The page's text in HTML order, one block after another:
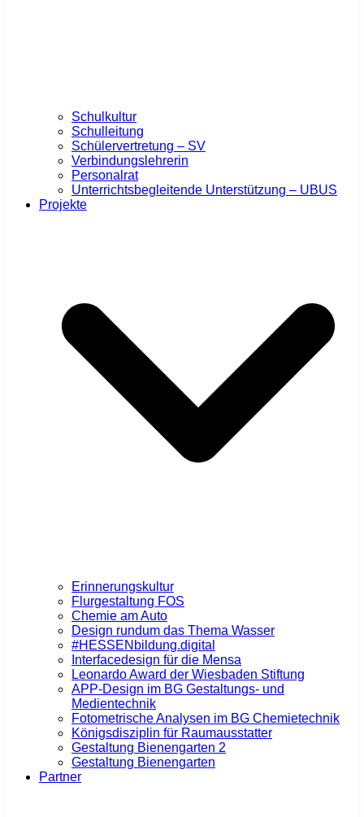
Schulkultur
Schulleitung
Schülervertretung – SV
Verbindungslehrerin
Personalrat
Unterrichtsbegleitende Unterstützung – UBUS
Projekte
Erinnerungskultur
Flurgestaltung FOS
Chemie am Auto
Design rundum das Thema Wasser
#HESSENbildung.digital
Interfacedesign für die Mensa
Leonardo Award der Wiesbaden Stiftung
APP-Design im BG Gestaltungs- und
Medientechnik
Fotometrische Analysen im BG Chemietechnik
Königsdisziplin für Raumausstatter
Gestaltung Bienengarten 2
Gestaltung Bienengarten
Partner